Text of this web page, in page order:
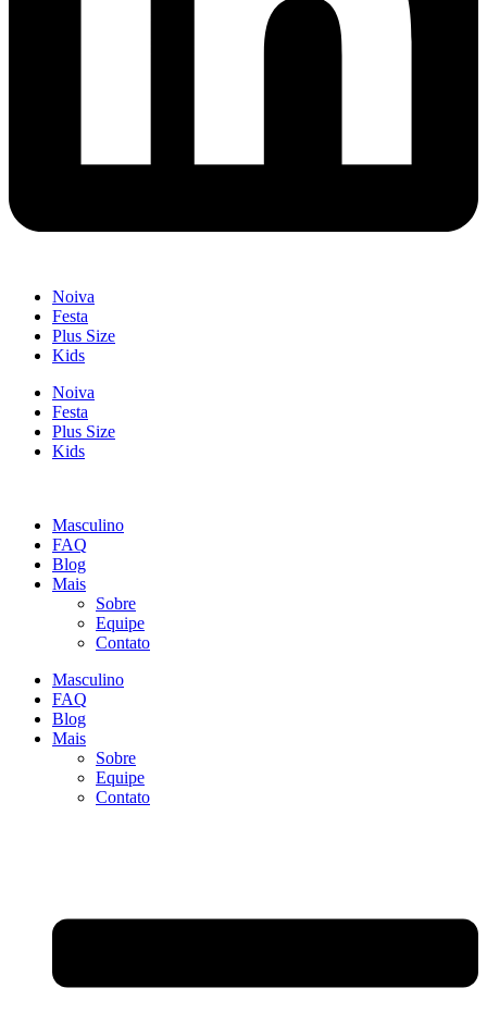
Noiva
Festa
Plus Size
Kids
Noiva
Festa
Plus Size
Kids
Masculino
FAQ
Blog
Mais
Sobre
Equipe
Contato
Masculino
FAQ
Blog
Mais
Sobre
Equipe
Contato